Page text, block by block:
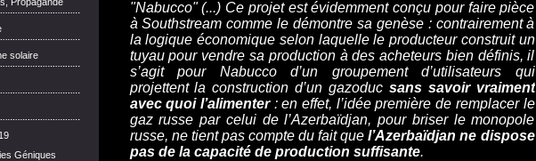
solaire
Géniques
"Nabucco" (...) Ce projet est évidemment conçu pour faire pièce
à Southstream comme le démontre sa genèse : contrairement à
la logique économique selon laquelle le producteur construit un
tuyau pour vendre sa production à des acheteurs bien définis, il
s’agit pour Nabucco d’un groupement d’utilisateurs qui
projettent la construction d’un gazoducsans savoir vraiment
avec quoi l’alimenter: en effet, l’idée première de remplacer le
gaz russe par celui de l’Azerbaïdjan, pour briser le monopole
russe, ne tient pas compte du fait que l’Azerbaïdjan ne dispose
pas de la capacité de production suffisante.